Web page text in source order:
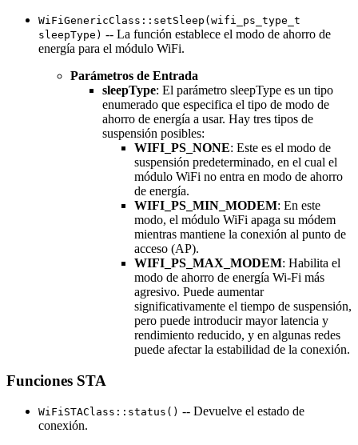
WiFiGenericClass::setSleep(wifi_ps_type_t
sleepType) -- La función establece el modo de ahorro de
energía para el módulo WiFi.
Parámetros de Entrada
sleepType: El parámetro sleepType es un tipo
enumerado que especifica el tipo de modo de
ahorro de energía a usar. Hay tres tipos de
suspensión posibles:
WIFI_PS_NONE: Este es el modo de
suspensión predeterminado, en el cual el
módulo WiFi no entra en modo de ahorro
de energía.
WIFI_PS_MIN_MODEM: En este
modo, el módulo WiFi apaga su módem
mientras mantiene la conexión al punto de
acceso (AP).
WIFI_PS_MAX_MODEM: Habilita el
modo de ahorro de energía Wi-Fi más
agresivo. Puede aumentar
significativamente el tiempo de suspensión,
pero puede introducir mayor latencia y
rendimiento reducido, y en algunas redes
puede afectar la estabilidad de la conexión.
Funciones STA
WiFiSTAClass::status() -- Devuelve el estado de
conexión.